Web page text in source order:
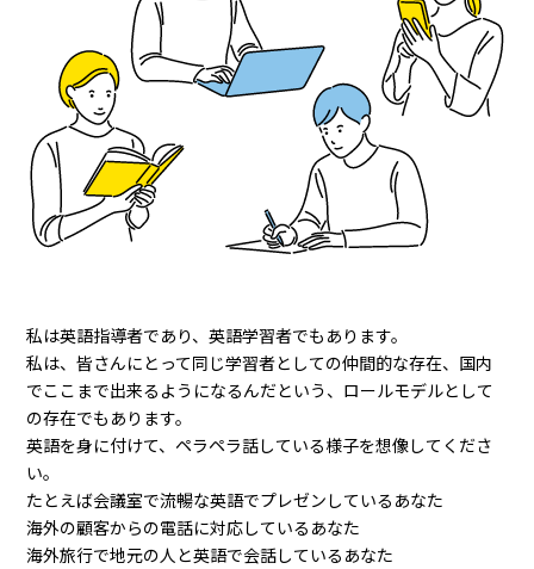
私は英語指導者であり、英語学習者でもあります。
私は、皆さんにとって同じ学習者としての仲間的な存在、国内
でここまで出来るようになるんだという、ロールモデルとして
の存在でもあります。
英語を身に付けて、ペラペラ話している様子を想像してくださ
い。
たとえば会議室で流暢な英語でプレゼンしているあなた
海外の顧客からの電話に対応しているあなた
海外旅行で地元の人と英語で会話しているあなた